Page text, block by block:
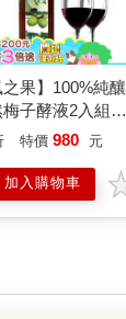
之果】100%純釀
子酵液2入組
瓶)
特價 980 元
加入購物車